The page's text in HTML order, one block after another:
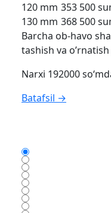
120 mm 353 500
130 mm 368 500
Barcha ob-havo
tashish va
Narxi 192000
Batafsil →